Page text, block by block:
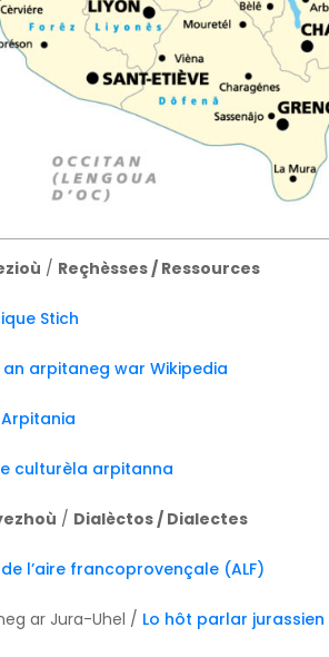
/ Reçhèsses / Ressources
Stich
arpitaneg war Wikipedia
culturèla arpitanna
/ Dialèctos / Dialectes
l’aire francoprovençale (ALF)
ar Jura-Uhel / Lo hôt parlar jurassien